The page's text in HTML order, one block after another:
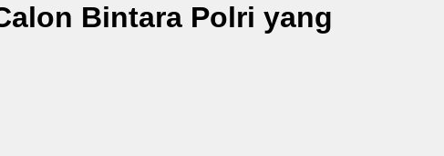
Bintara Polri yang